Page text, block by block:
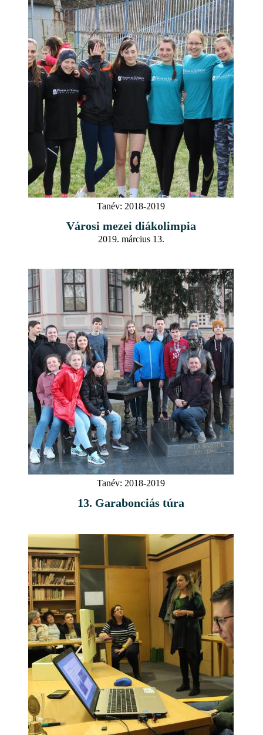
Tanév: 2018-2019
Városi mezei diákolimpia
2019. március 13.
Tanév: 2018-2019
13. Garabonciás túra